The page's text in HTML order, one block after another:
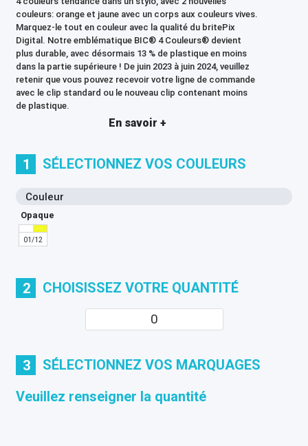
couleurs: orange et jaune avec un corps aux couleurs vives.
Marquez-le tout en couleur avec la qualité du britePix
Digital. Notre emblématique BIC® 4 Couleurs® devient
plus durable, avec désormais 13 % de plastique en moins
dans la partie supérieure ! De juin 2023 à juin 2024, veuillez
retenir que vous pouvez recevoir votre ligne de commande
avec le clip standard ou le nouveau clip contenant moins
de plastique.
En savoir +
1 SÉLECTIONNEZ VOS COULEURS
Couleur
Opaque
01/12
2 CHOISISSEZ VOTRE QUANTITÉ
3
SÉLECTIONNEZ VOS MARQUAGES
Veuillez renseigner la quantité